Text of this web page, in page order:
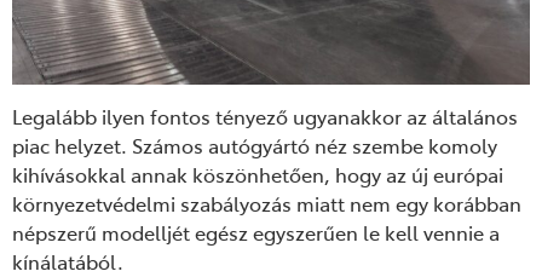
Legalább ilyen fontos tényező ugyanakkor az általános
piac helyzet. Számos autógyártó néz szembe komoly
kihívásokkal annak köszönhetően, hogy az új európai
környezetvédelmi szabályozás miatt nem egy korábban
népszerű modelljét egész egyszerűen le kell vennie a
kínálatából.